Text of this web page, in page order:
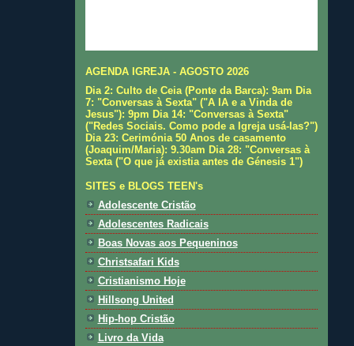
AGENDA IGREJA - AGOSTO 2026
Dia 2: Culto de Ceia (Ponte da Barca): 9am Dia
7: "Conversas à Sexta" ("A IA e a Vinda de
Jesus"): 9pm Dia 14: "Conversas à Sexta"
("Redes Sociais. Como pode a Igreja usá-las?")
Dia 23: Cerimónia 50 Anos de casamento
(Joaquim/Maria): 9.30am Dia 28: "Conversas à
Sexta ("O que já existia antes de Génesis 1")
SITES e BLOGS TEEN's
Adolescente Cristão
Adolescentes Radicais
Boas Novas aos Pequeninos
Christsafari Kids
Cristianismo Hoje
Hillsong United
Hip-hop Cristão
Livro da Vida